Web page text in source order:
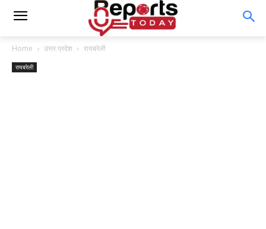
Home उत्तर प्रदेश रायबरेली
रायबरेली